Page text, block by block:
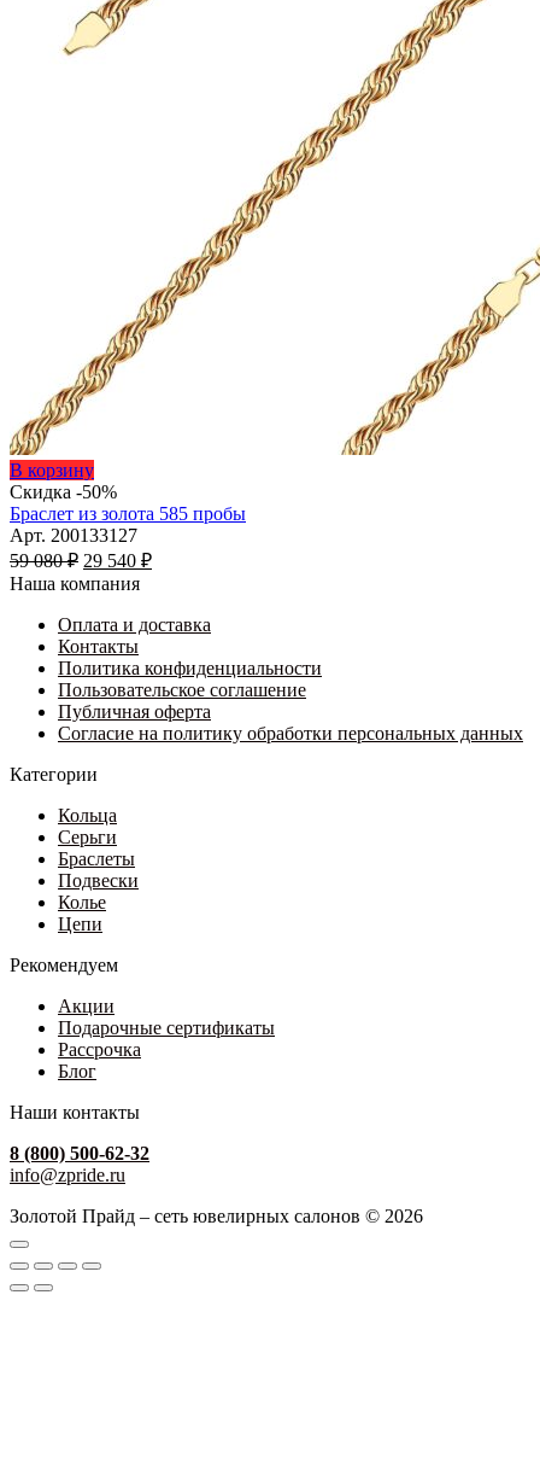
В корзинуЭтот
товар
имеет
несколько
вариаций.
Опции
выбрать
на
странице
товара.
Скидка -50%
Браслет из золота 585 пробы
Арт. 200133127
59 080₽ Первоначальная
цена
59
080 ₽.
29 540 ₽Текущая
540 ₽.
Наша компания
Оплата и доставка
Контакты
Политика конфиденциальности
Пользовательское соглашение
Публичная оферта
Согласие на политику обработки персональных данных
Категории
Кольца
Серьги
Браслеты
Подвески
Колье
Цепи
Рекомендуем
Акции
Подарочные сертификаты
Рассрочка
Блог
Наши контакты
8 (800) 500-62-32
info@zpride.ru
Золотой Прайд – сеть ювелирных салонов © 2026